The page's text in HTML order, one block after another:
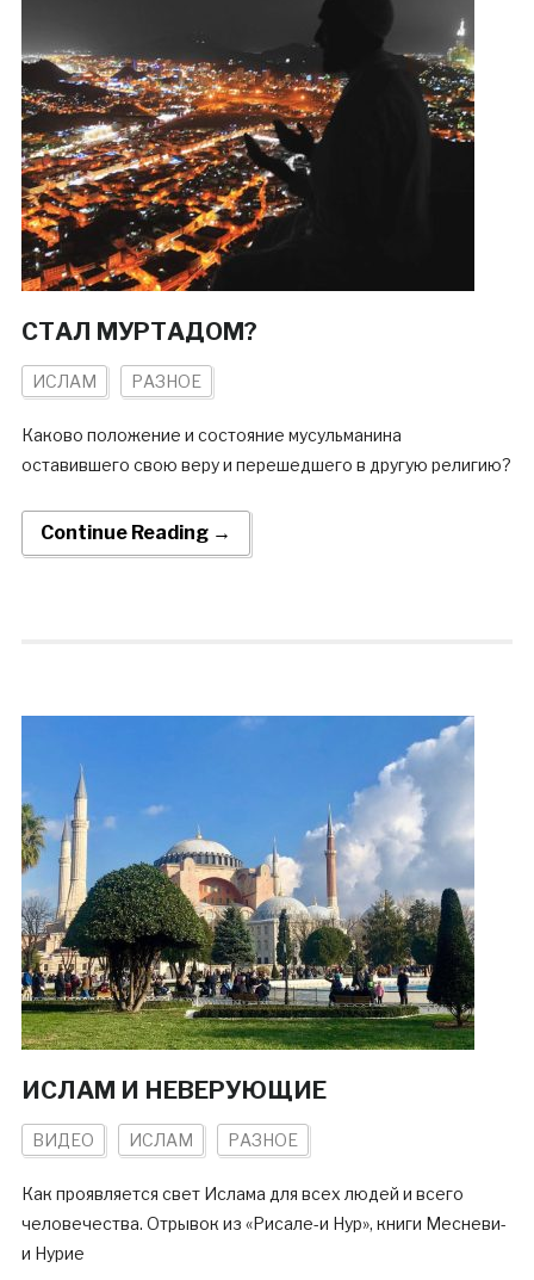
СТАЛ МУРТАДОМ?
ИСЛАМ РАЗНОЕ
Каково положение и состояние мусульманина
оставившего свою веру и перешедшего в другую религию?
Continue Reading →
ИСЛАМ И НЕВЕРУЮЩИЕ
ВИДЕО ИСЛАМ РАЗНОЕ
Как проявляется свет Ислама для всех людей и всего
человечества. Отрывок из «Рисале-и Нур», книги Месневи-
и Нурие